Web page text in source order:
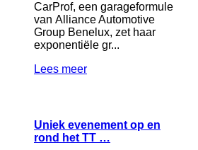
CarProf, een garageformule
van Alliance Automotive
Group Benelux, zet haar
exponentiële gr...
Lees meer
Uniek evenement op en
rond het TT …